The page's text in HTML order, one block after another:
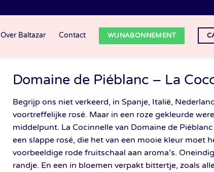
Over Baltazar Contact WIJNABONNEMENT
Domaine de Piéblanc – La
Begrijp ons niet verkeerd, in Spanje, Italië,
voortreffelijke rosé. Maar in een roze gekleurde
middelpunt. La Cocinnelle van Domaine de
een slappe rosé, die het van een mooie kleur moet
voorbeeldige rode fruitschaal aan aroma’s.
randje. En een in bloemen verpakt bittertje, zoals